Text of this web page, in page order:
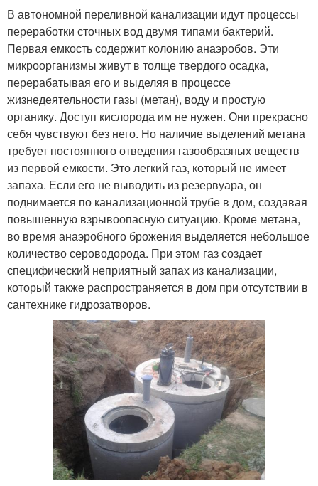
В автономной переливной канализации идут процессы
переработки сточных вод двумя типами бактерий.
Первая емкость содержит колонию анаэробов. Эти
микроорганизмы живут в толще твердого осадка,
перерабатывая его и выделяя в процессе
жизнедеятельности газы (метан), воду и простую
органику. Доступ кислорода им не нужен. Они прекрасно
себя чувствуют без него. Но наличие выделений метана
требует постоянного отведения газообразных веществ
из первой емкости. Это легкий газ, который не имеет
запаха. Если его не выводить из резервуара, он
поднимается по канализационной трубе в дом, создавая
повышенную взрывоопасную ситуацию. Кроме метана,
во время анаэробного брожения выделяется небольшое
количество сероводорода. При этом газ создает
специфический неприятный запах из канализации,
который также распространяется в дом при отсутствии в
сантехнике гидрозатворов.